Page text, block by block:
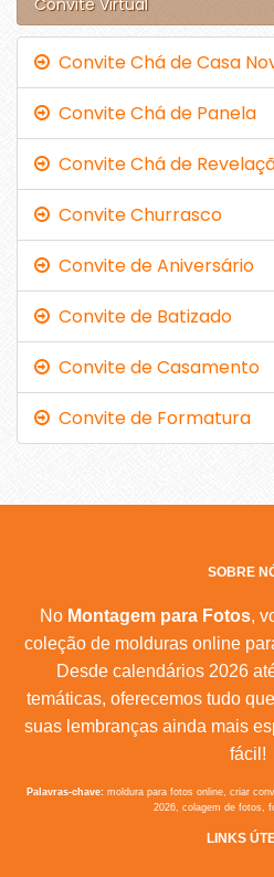
Convite Virtual
Convite Chá de Casa
Convite Chá de Panela
Convite Chá de
Convite Churrasco
Convite de Aniversário
Convite de Batizado
Convite de Casamento
Convite de Formatura
SOBRE
No Montagem para Fotos,
coleção de molduras online
Desde calendários 2026
temáticas, oferecemos tudo
suas lembranças ainda mais
fácil!
Palavras-chave:moldura para fotos online, criar
2026, colagem de fotos,
LINKS